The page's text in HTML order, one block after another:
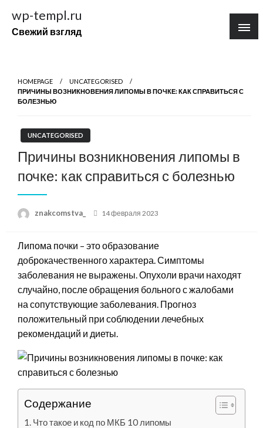
содержимому
wp-templ.ru
Свежий взгляд
HOMEPAGE
UNCATEGORISED
ПРИЧИНЫ ВОЗНИКНОВЕНИЯ ЛИПОМЫ В ПОЧКЕ: КАК СПРАВИТЬСЯ С
БОЛЕЗНЬЮ
UNCATEGORISED
Причины возникновения липомы в
почке: как справиться с болезнью
znakcomstva_
Posted
14 февраля 2023
Липома почки – это образование
доброкачественного характера. Симптомы
заболевания не выражены. Опухоли врачи находят
случайно, после обращения больного с жалобами
на сопутствующие заболевания. Прогноз
положительный при соблюдении лечебных
рекомендаций и диеты.
Содержание
Что такое и код по МКБ 10 липомы